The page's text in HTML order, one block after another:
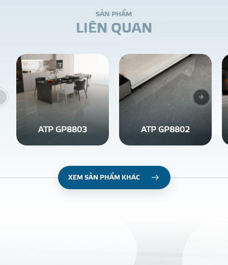
SẢN PHẨM
LIÊN QUAN
ATP GP8803 ATP GP8802
XEM SẢN PHẨM KHÁC